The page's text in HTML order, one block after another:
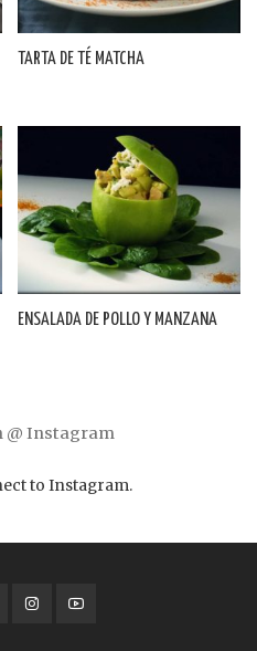
TARTA DE TÉ MATCHA
ENSALADA DE POLLO Y MANZANA
@ Instagram
to Instagram.